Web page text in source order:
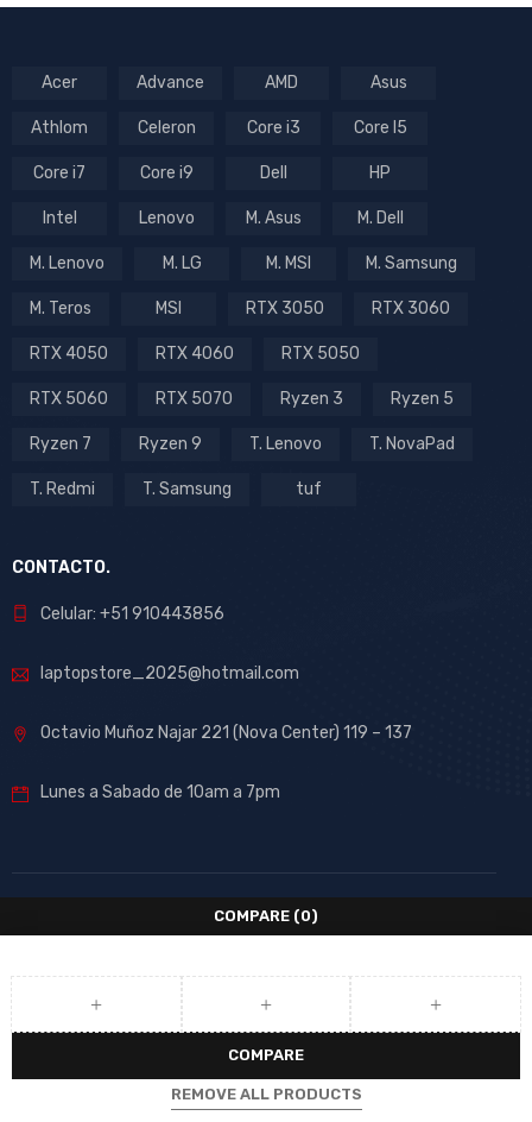
Acer Advance AMD Asus
Athlom Celeron Core i3 Core I5
Core i7 Core i9 Dell HP
Intel Lenovo M. Asus M. Dell
M. Lenovo M. LG M. MSI M. Samsung
M. Teros MSI RTX 3050 RTX 3060
RTX 4050 RTX 4060 RTX 5050
RTX 5060 RTX 5070 Ryzen 3 Ryzen 5
Ryzen 7 Ryzen 9 T. Lenovo T. NovaPad
T. Redmi T. Samsung tuf
CONTACTO.
Celular: +51 910443856
laptopstore_2025@hotmail.com
Octavio Muñoz Najar 221 (Nova Center) 119 – 137
Lunes a Sabado de 10am a 7pm
COMPARE (0)
COMPARE
REMOVE ALL PRODUCTS